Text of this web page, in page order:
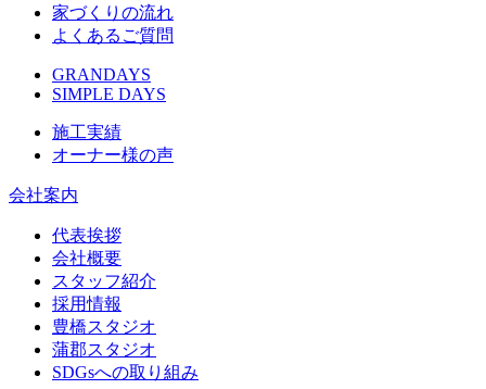
家づくりの流れ
よくあるご質問
GRANDAYS
SIMPLE DAYS
施工実績
オーナー様の声
会社案内
代表挨拶
会社概要
スタッフ紹介
採用情報
豊橋スタジオ
蒲郡スタジオ
SDGsへの取り組み